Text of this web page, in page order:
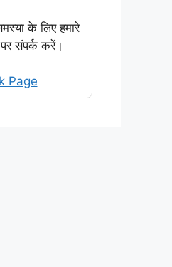
के लिए हमारे
संपर्क करें।
Page